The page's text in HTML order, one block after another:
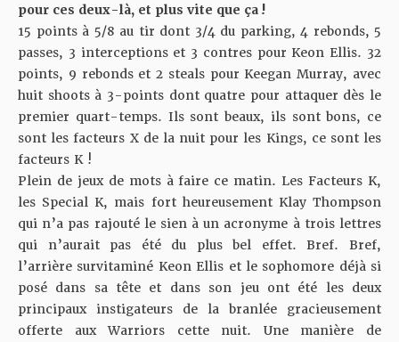
pour ces deux-là, et plus vite que ça !
15 points à 5/8 au tir dont 3/4 du parking, 4 rebonds, 5
passes, 3 interceptions et 3 contres pour Keon Ellis. 32
points, 9 rebonds et 2 steals pour Keegan Murray, avec
huit shoots à 3-points dont quatre pour attaquer dès le
premier quart-temps. Ils sont beaux, ils sont bons, ce
sont les facteurs X de la nuit pour les Kings, ce sont les
facteurs K !
Plein de jeux de mots à faire ce matin. Les Facteurs K,
les Special K, mais fort heureusement Klay Thompson
qui n’a pas rajouté le sien à un acronyme à trois lettres
qui n’aurait pas été du plus bel effet. Bref. Bref,
l’arrière survitaminé Keon Ellis et le sophomore déjà si
posé dans sa tête et dans son jeu ont été les deux
principaux instigateurs de la branlée gracieusement
offerte aux Warriors cette nuit. Une manière de